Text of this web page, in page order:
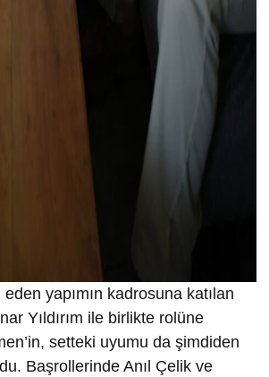
yapımın kadrosuna katılan
Yıldırım ile birlikte rolüne
setteki uyumu da şimdiden
Başrollerinde Anıl Çelik ve